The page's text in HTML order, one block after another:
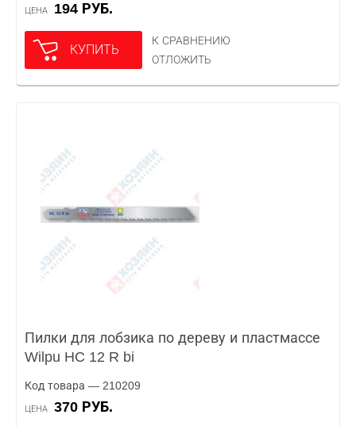
ЦЕНА 194 РУБ.
КУПИТЬ
К СРАВНЕНИЮ
ОТЛОЖИТЬ
Пилки для лобзика по дереву и пластмассе
Wilpu HC 12 R bi
Код товара — 210209
ЦЕНА 370 РУБ.